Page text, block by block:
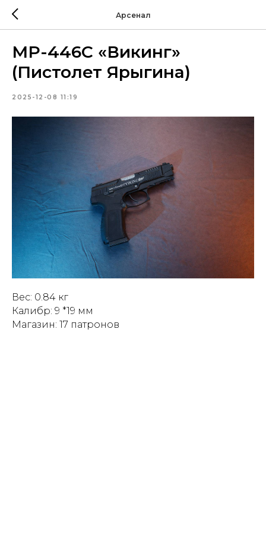
Арсенал
МР-446С «Викинг»
(Пистолет Ярыгина)
2025-12-08 11:19
Вес: 0.84 кг
Калибр: 9 *19 мм
Магазин: 17 патронов